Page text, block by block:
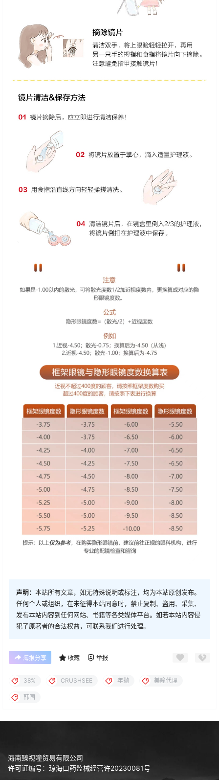
声明： 本站所有文章，如无特殊说明或标注，均为本站原创发布。
任何个人或组织，在未征得本站同意时，禁止复制、盗用、采集、
发布本站内容到任何网站、书籍等各类媒体平台。如若本站内容侵
犯了原著者的合法权益，可联系我们进行处理。
海报分享 收藏 举报
38% CRUSHSEE 年抛 美瞳代理
韩国
海南臻视瞳贸易有限公司
许可证编号：琼海口药监械经营许20230081号